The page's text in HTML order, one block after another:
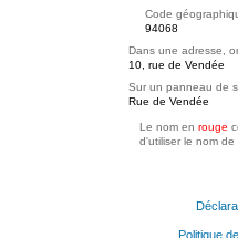
Code
94068
Dans une adresse,
10, rue de Vendée
Sur un panneau de
Rue de Vendée
Le nom en rouge
d'utiliser le nom de
Politique